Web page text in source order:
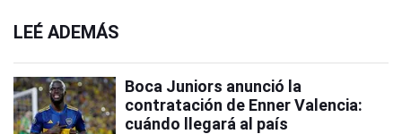
LEÉ ADEMÁS
Boca Juniors anunció la
contratación de Enner Valencia:
cuándo llegará al país